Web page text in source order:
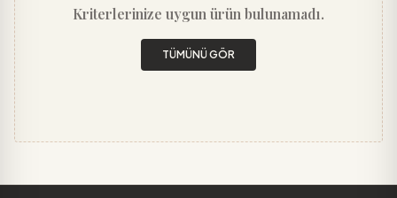
Kriterlerinize uygun ürün bulunamadı.
TÜMÜNÜ GÖR